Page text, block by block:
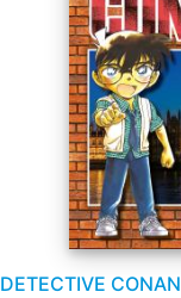
DETECTIVE